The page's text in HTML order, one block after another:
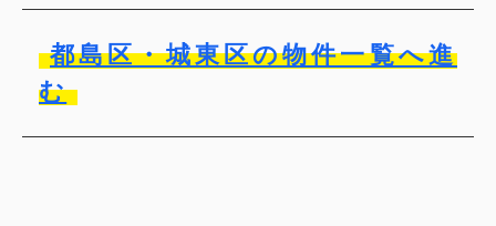
都島区・城東区の物件一覧へ進
む